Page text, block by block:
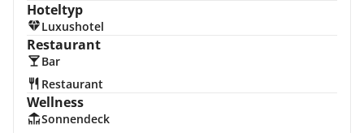
Hoteltyp
Luxushotel
Restaurant
Bar
Restaurant
Wellness
Sonnendeck